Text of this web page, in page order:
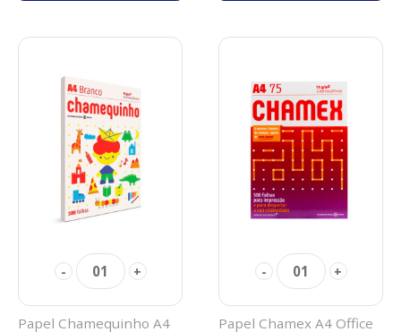
- 01 +
Papel Chamequinho A4
- 01 +
Papel Chamex A4 Office